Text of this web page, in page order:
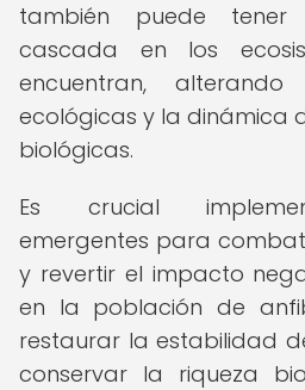
también puede tener
cascada en los
encuentran, alterando
ecológicas y la dinámica
biológicas.
Es crucial
emergentes para
y revertir el impacto
en la población de
restaurar la estabilidad
conservar la riqueza